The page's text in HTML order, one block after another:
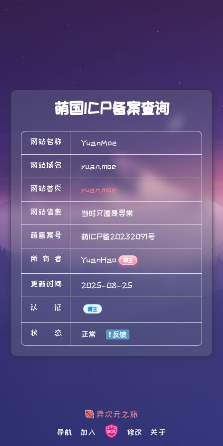
萌国ICP备案查询
网站名称 YuanMoe
网站域名 yuan.moe
网站首页 yuan.moe
网站信息 当时只道是寻常
萌备案号 萌ICP备20232091号
所有者 YuanHao 萌主
更新时间 2025-08-25
认证 博主
状态 正常
导航 加入 修改 关于